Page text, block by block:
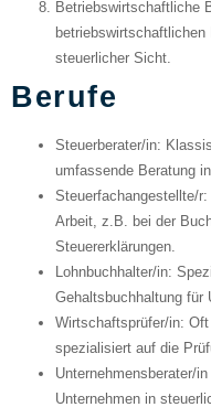
Betriebswirtschaftliche
betriebswirtschaftlichen
steuerlicher Sicht.
Berufe
Steuerberater/in:
umfassende Beratung
Steuerfachangestellte/r:
Arbeit, z.B. bei der
Steuererklärungen.
Lohnbuchhalter/in:
Gehaltsbuchhaltung für
Wirtschaftsprüfer/in: Oft
spezialisiert auf die
Unternehmensberater/
Unternehmen in